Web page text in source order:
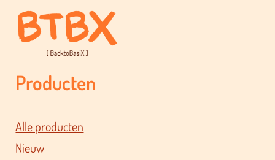
Producten
Alle producten
Nieuw